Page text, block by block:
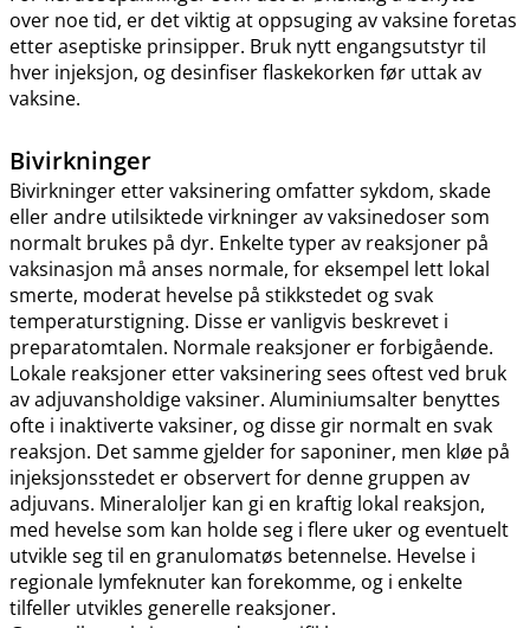
over noe tid, er det viktig at oppsuging av vaksine foretas
etter aseptiske prinsipper. Bruk nytt engangsutstyr til
hver injeksjon, og desinfiser flaskekorken før uttak av
vaksine.
Bivirkninger
Bivirkninger etter vaksinering omfatter sykdom, skade
eller andre utilsiktede virkninger av vaksinedoser som
normalt brukes på dyr. Enkelte typer av reaksjoner på
vaksinasjon må anses normale, for eksempel lett lokal
smerte, moderat hevelse på stikkstedet og svak
temperaturstigning. Disse er vanligvis beskrevet i
preparatomtalen. Normale reaksjoner er forbigående.
Lokale reaksjoner etter vaksinering sees oftest ved bruk
av adjuvansholdige vaksiner. Aluminiumsalter benyttes
ofte i inaktiverte vaksiner, og disse gir normalt en svak
reaksjon. Det samme gjelder for saponiner, men kløe på
injeksjonsstedet er observert for denne gruppen av
adjuvans. Mineraloljer kan gi en kraftig lokal reaksjon,
med hevelse som kan holde seg i flere uker og eventuelt
utvikle seg til en granulomatøs betennelse. Hevelse i
regionale lymfeknuter kan forekomme, og i enkelte
tilfeller utvikles generelle reaksjoner.